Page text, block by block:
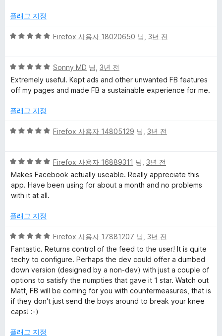
4
플래그 지정
5
점
에
5
Firefox 사용자 18020650 님, 3년 전
5
점
만
에
점
Sonny MD 님, 3년 전
Extremely useful. Kept ads and other unwanted FB features
off my pages and made FB a sustainable experience for me.
플래그 지정
5
점
에
5
점
Firefox 사용자 14805129 님, 3년 전
5
점
만
점
5
Firefox 사용자 16889311 님, 3년 전
Makes Facebook actually useable. Really appreciate this
app. Have been using for about a month and no problems
with it at all.
플래그 지정
5
점
만
점
에
5
점
Firefox 사용자 17881207 님, 3년 전
Fantastic. Returns control of the feed to the user! It is quite
techy to configure. Perhaps the dev could offer a dumbed
down version (designed by a non-dev) with just a couple of
options to satisfy the numpties that gave it 1 star. Watch out
Matt, FB will be coming for you with countermeasures, that is
if they don't just send the boys around to break your knee
caps! :-)
플래그 지정